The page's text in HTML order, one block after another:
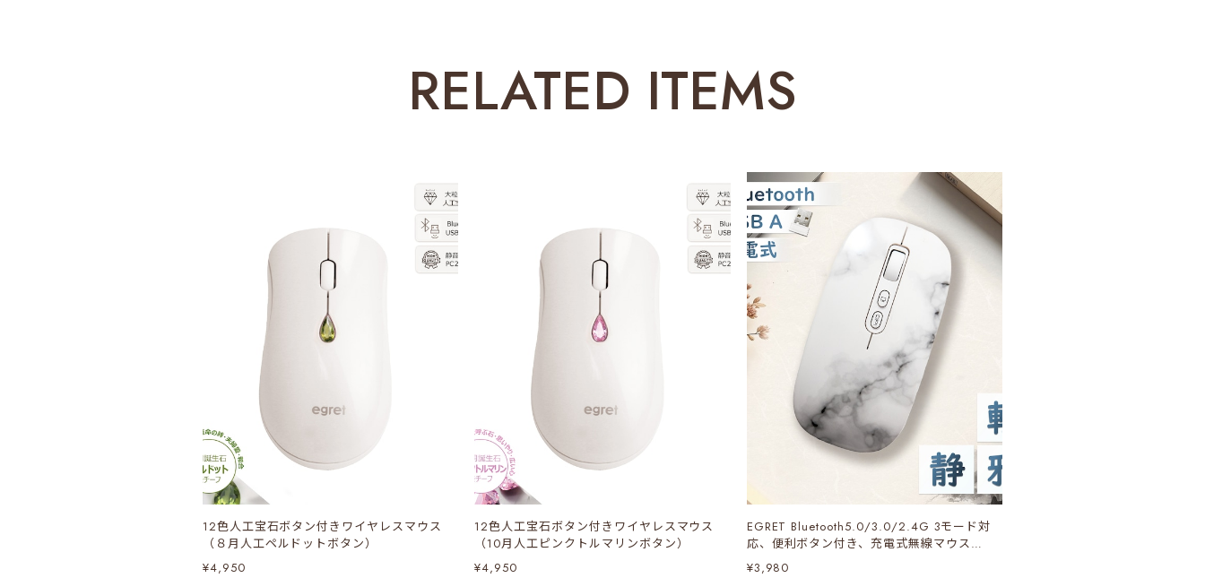
RELATED ITEMS
12色人工宝石ボタン付きワイヤレスマウス
（８月人工ペルドットボタン）
¥4,950
12色人工宝石ボタン付きワイヤレスマウス
（10月人工ピンクトルマリンボタン）
¥4,950
EGRET Bluetooth5.0/3.0/2.4G 3モード対
応、便利ボタン付き、充電式無線マウス
（PrettiE水墨）
¥3,980